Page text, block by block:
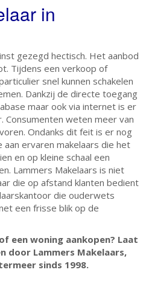
in
gezegd hectisch. Het aanbod
Tijdens een verkoop of
snel kunnen schakelen
Dankzij de directe toegang
maar ook via internet is er
Consumenten weten meer van
Ondanks dit feit is er nog
ervaren makelaars die het
en op kleine schaal een
Lammers Makelaars is niet
die op afstand klanten bedient
die ouderwets
een frisse blik op de
een woning aankopen? Laat
door Lammers Makelaars,
sinds 1998.